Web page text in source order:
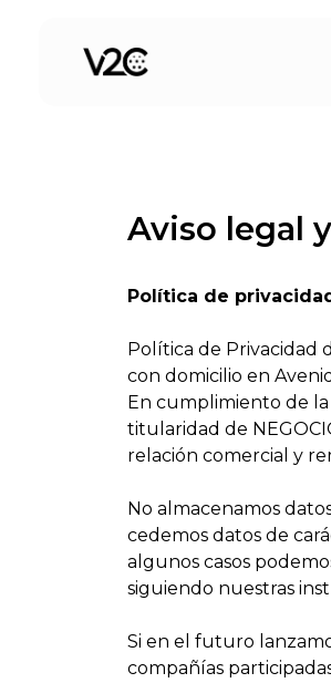
contenido
Aviso legal
Política de
Política de Privacidad
con domicilio en
En cumplimiento de
titularidad de
relación comercial y
No almacenamos
cedemos datos de
algunos casos
siguiendo nuestras
Si en el futuro
compañías